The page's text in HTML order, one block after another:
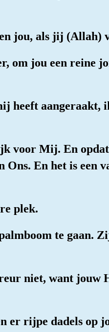
jou, als jij (Allah)
om jou een reine
heeft aangeraakt,
voor Mij. En
En het is een
plek.
te gaan.
niet, want jouw
er rijpe dadels op